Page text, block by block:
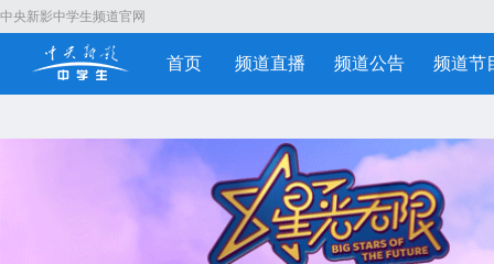
中央新影中学生频道官网
首页 频道直播 频道公告 频道节